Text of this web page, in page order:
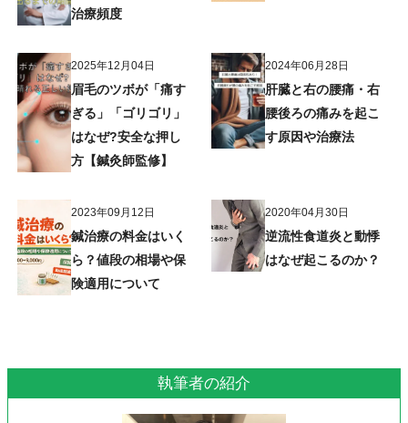
治療頻度
2025年12月04日
眉毛のツボが「痛す
ぎる」「ゴリゴリ」
はなぜ?安全な押し
方【鍼灸師監修】
2024年06月28日
肝臓と右の腰痛・右
腰後ろの痛みを起こ
す原因や治療法
2023年09月12日
鍼治療の料金はいく
ら？値段の相場や保
険適用について
2020年04月30日
逆流性食道炎と動悸
はなぜ起こるのか？
執筆者の紹介